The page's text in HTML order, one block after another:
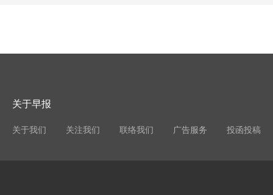
关于早报
关于我们 关注我们 联络我们 广告服务 投函投稿